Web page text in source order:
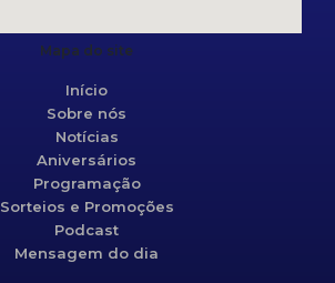
Mapa do site
Início
Sobre nós
Notícias
Aniversários
Programação
Sorteios e Promoções
Podcast
Mensagem do dia